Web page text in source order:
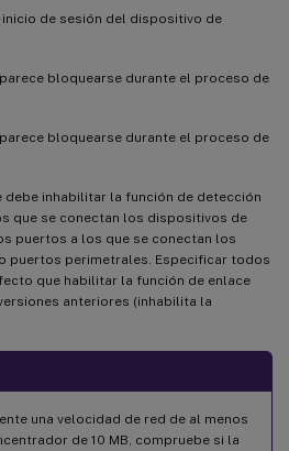
de sesión del dispositivo de
bloquearse durante el proceso de
bloquearse durante el proceso de
debe inhabilitar la función de detección
que se conectan los dispositivos de
puertos a los que se conectan los
puertos perimetrales. Especificar todos
que habilitar la función de enlace
anteriores (inhabilita la
una velocidad de red de al menos
de 10 MB, compruebe si la